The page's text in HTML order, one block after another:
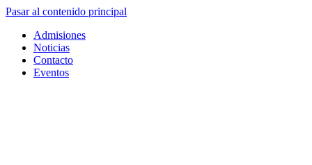
Pasar al contenido principal
Admisiones
Noticias
Contacto
Eventos